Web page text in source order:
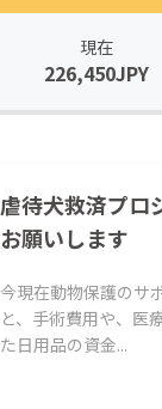
現在
226,450JPY
虐待犬救済プロ
お願いします
今現在動物保護のサ
と、手術費用や、医
た日用品の資金...